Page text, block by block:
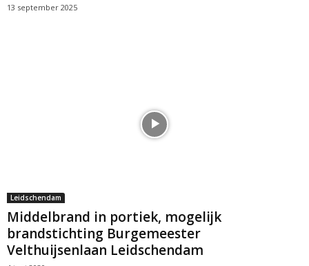
13 september 2025
Leidschendam
Middelbrand in portiek, mogelijk
brandstichting Burgemeester
Velthuijsenlaan Leidschendam